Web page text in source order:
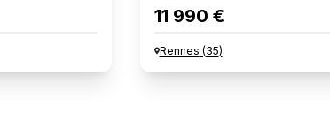
11 990 €
Rennes (35)